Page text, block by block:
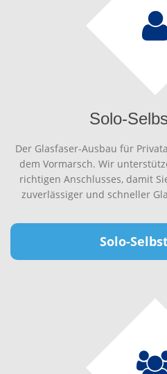
Solo-
Der Glasfaser-Ausbau für
dem Vormarsch. Wir
richtigen Anschlusses, damit
zuverlässiger und schneller
Solo-